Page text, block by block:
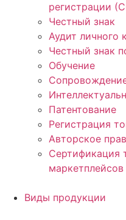
регистрации
Честный знак
Аудит личного
Честный знак
Обучение
Патентование
Регистрация
Авторское
Сертификация
маркетплейсов
Виды продукции